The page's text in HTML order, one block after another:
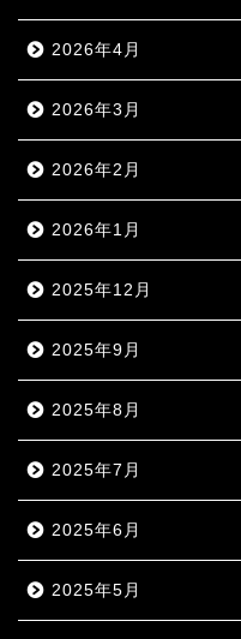
2026年4月
2026年3月
2026年2月
2026年1月
2025年12月
2025年9月
2025年8月
2025年7月
2025年6月
2025年5月